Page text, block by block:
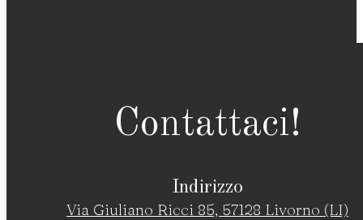
Contattaci!
Indirizzo
Via Giuliano Ricci 85, 57128 Livorno (LI)